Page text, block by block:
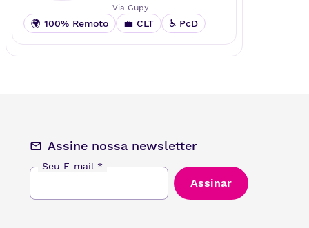
Via Gupy
🌍 100% Remoto 💼 CLT ♿ PcD
Assine nossa newsletter
Seu E-mail*